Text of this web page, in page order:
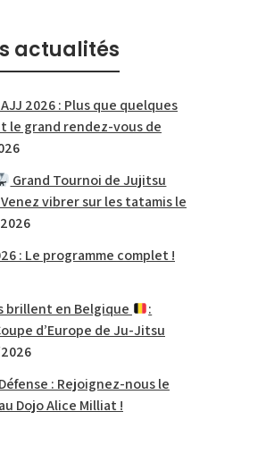
actualités
2026 : Plus que quelques
le grand rendez-vous de
Grand Tournoi de Jujitsu
vibrer sur les tatamis le
: Le programme complet !
brillent en Belgique
:
d’Europe de Ju-Jitsu
: Rejoignez-nous le
Dojo Alice Milliat !